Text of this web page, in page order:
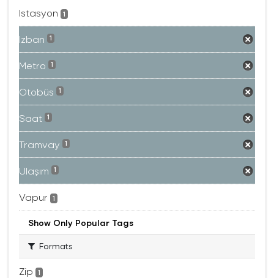
Istasyon 1
Izban 1
Metro 1
Otobüs 1
Saat 1
Tramvay 1
Ulaşım 1
Vapur 1
Show Only Popular Tags
Formats
Zip 1